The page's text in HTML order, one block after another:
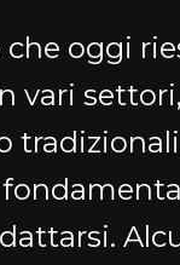
che oggi
vari